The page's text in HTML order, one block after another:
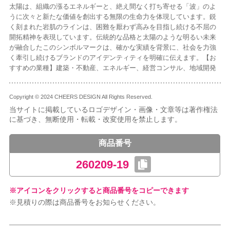
太陽は、組織の漲るエネルギーと、絶え間なく打ち寄せる「波」のよ
うに次々と新たな価値を創出する無限の生命力を体現しています。鋭
く刻まれた岩肌のラインは、困難を厭わず高みを目指し続ける不屈の
開拓精神を表現しています。伝統的な品格と太陽のような明るい未来
が融合したこのシンボルマークは、確かな実績を背景に、社会を力強
く牽引し続けるブランドのアイデンティティを明確に伝えます。【お
すすめの業種】建築・不動産、エネルギー、経営コンサル、地域開発
Copyright © 2024 CHEERS DESIGN All Rights Reserved.
当サイトに掲載しているロゴデザイン・画像・文章等は著作権法
に基づき、無断使用・転載・改変使用を禁止します。
商品番号
260209-19
※アイコンをクリックすると商品番号をコピーできます
※見積りの際は商品番号をお知らせください。